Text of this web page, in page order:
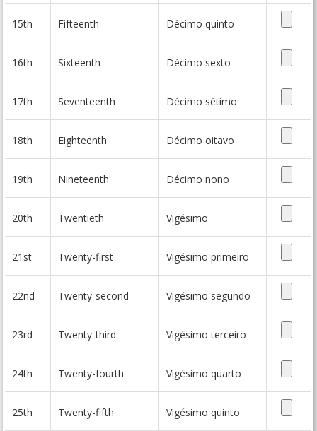
15th Fifteenth Décimo quinto
16th Sixteenth Décimo sexto
17th Seventeenth Décimo sétimo
18th Eighteenth Décimo oitavo
19th Nineteenth Décimo nono
20th Twentieth Vigésimo
21st Twenty-first Vigésimo primeiro
22nd Twenty-second Vigésimo segundo
23rd Twenty-third Vigésimo terceiro
24th Twenty-fourth Vigésimo quarto
25th Twenty-fifth Vigésimo quinto